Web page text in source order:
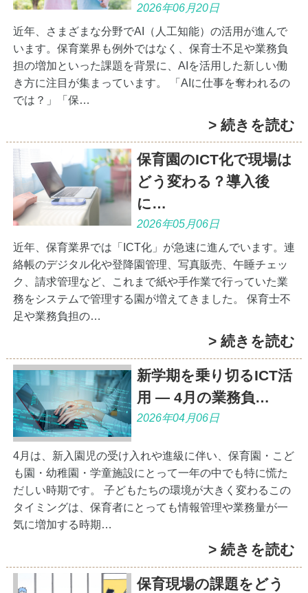
2026年06月20日
近年、さまざまな分野でAI（人工知能）の活用が進んで
います。保育業界も例外ではなく、保育士不足や業務負
担の増加といった課題を背景に、AIを活用した新しい働
き方に注目が集まっています。 「AIに仕事を奪われるの
では？」「保…
> 続きを読む
保育園のICT化で現場は
どう変わる？導入後
に…
2026年05月06日
近年、保育業界では「ICT化」が急速に進んでいます。連
絡帳のデジタル化や登降園管理、写真販売、午睡チェッ
ク、請求管理など、これまで紙や手作業で行っていた業
務をシステムで管理する園が増えてきました。 保育士不
足や業務負担の…
> 続きを読む
新学期を乗り切るICT活
用 ― 4月の業務負…
2026年04月06日
4月は、新入園児の受け入れや進級に伴い、保育園・こど
も園・幼稚園・学童施設にとって一年の中でも特に慌た
だしい時期です。 子どもたちの環境が大きく変わるこの
タイミングは、保育者にとっても情報管理や業務量が一
気に増加する時期…
> 続きを読む
保育現場の課題をどう